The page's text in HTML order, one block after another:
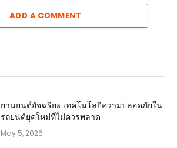
ADD A COMMENT
ยานยนต์อัจฉริยะ เทคโนโลยีความปลอดภัยใน
รถยนต์ยุคใหม่ที่ไม่ควรพลาด
May 5, 2026